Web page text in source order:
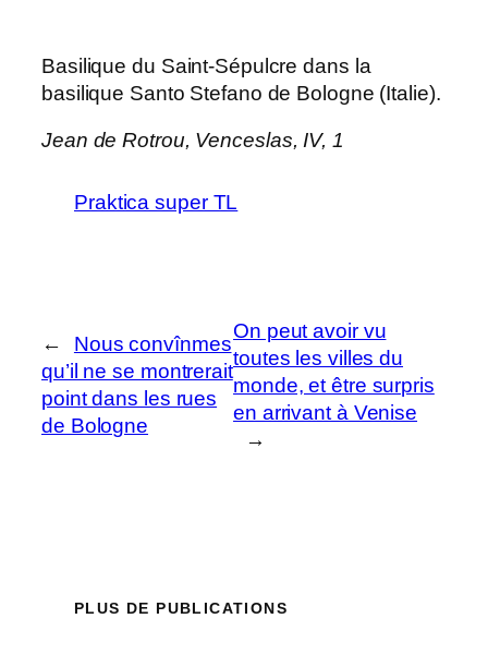
Basilique du Saint-Sépulcre dans la
basilique Santo Stefano de Bologne (Italie).
Jean de Rotrou, Venceslas, IV, 1
Praktica super TL
←
Nous convînmes
qu’il ne se montrerait
point dans les rues
de Bologne
On peut avoir vu
toutes les villes du
monde, et être surpris
en arrivant à Venise
→
PLUS DE PUBLICATIONS